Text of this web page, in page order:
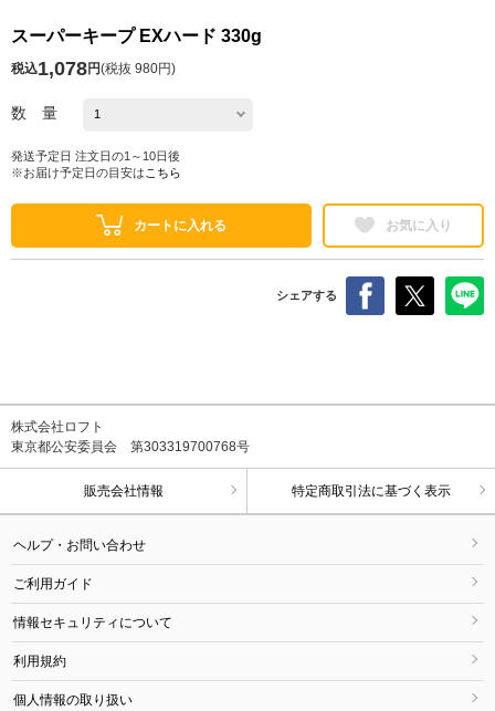
スーパーキープ EXハード 330g
税込1,078円(税抜 980円)
数 量
発送予定日 注文日の1～10日後
※お届け予定日の目安は こちら
カートに入れる お気に入り
シェアする
株式会社ロフト
東京都公安委員会 第303319700768号
販売会社情報 特定商取引法に基づく表示
ヘルプ・お問い合わせ
ご利用ガイド
情報セキュリティについて
利用規約
個人情報の取り扱い